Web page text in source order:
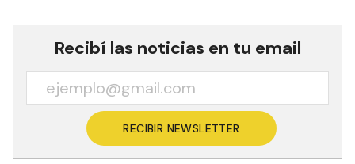
Recibí las noticias en tu email
RECIBIR NEWSLETTER